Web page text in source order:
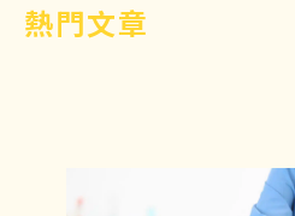
熱門文章